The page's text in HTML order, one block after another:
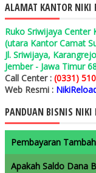
ALAMAT KANTOR NIKI
Ruko Sriwijaya Center
(utara Kantor Camat
Jl. Sriwijaya,
Jember - Jawa Timur
Call Center : (0331)
Web Resmi :
PANDUAN BISNIS NIKI
Pembayaran
Apakah Saldo Dana